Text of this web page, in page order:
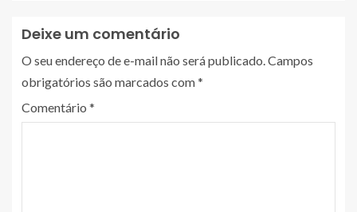
Deixe um comentário
O seu endereço de e-mail não será publicado.Campos
obrigatórios são marcados com*
Comentário *